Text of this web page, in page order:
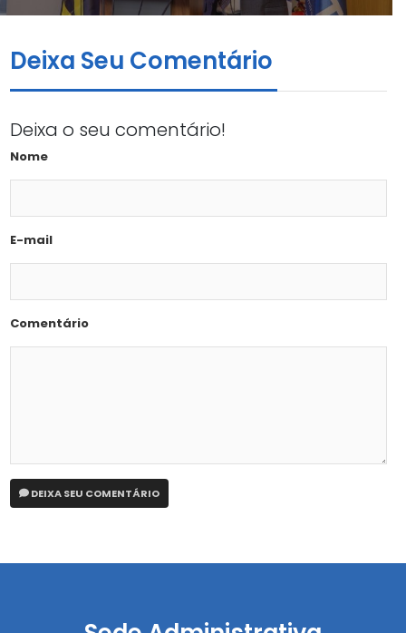
Deixa Seu Comentário
Deixa o seu comentário!
Nome
E-mail
Comentário
DEIXA SEU COMENTÁRIO